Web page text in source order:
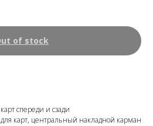
of stock
спереди и сзади
карт, центральный накладной карман